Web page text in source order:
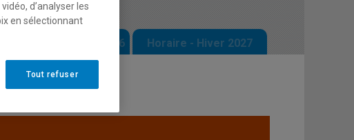
Horaire - Automne 2026 Horaire - Hiver 2027
d’analyser les
en sélectionnant
Tout refuser